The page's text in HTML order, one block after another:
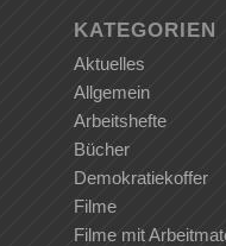
KATEGORIEN
Aktuelles
Allgemein
Arbeitshefte
Bücher
Demokratiekoffer
Filme
Filme mit